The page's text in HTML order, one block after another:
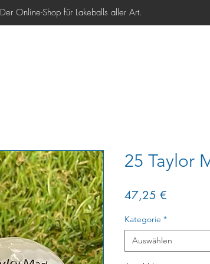
Der Online-Shop für Lakeballs aller Art.
25 Taylor
47,25 €
Kategorie *
Auswählen